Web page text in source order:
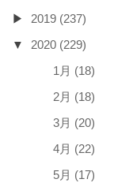
2019 (237)
2020 (229)
1月 (18)
2月 (18)
3月 (20)
4月 (22)
5月 (17)